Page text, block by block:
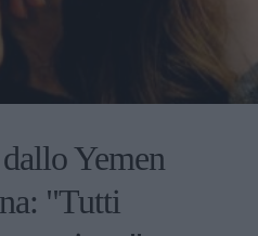
Yemen
"Tutti